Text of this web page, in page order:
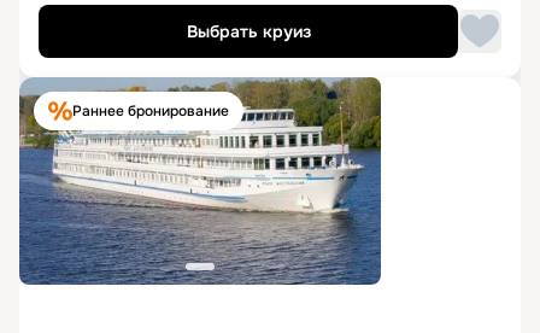
Выбрать круиз
Раннее бронирование